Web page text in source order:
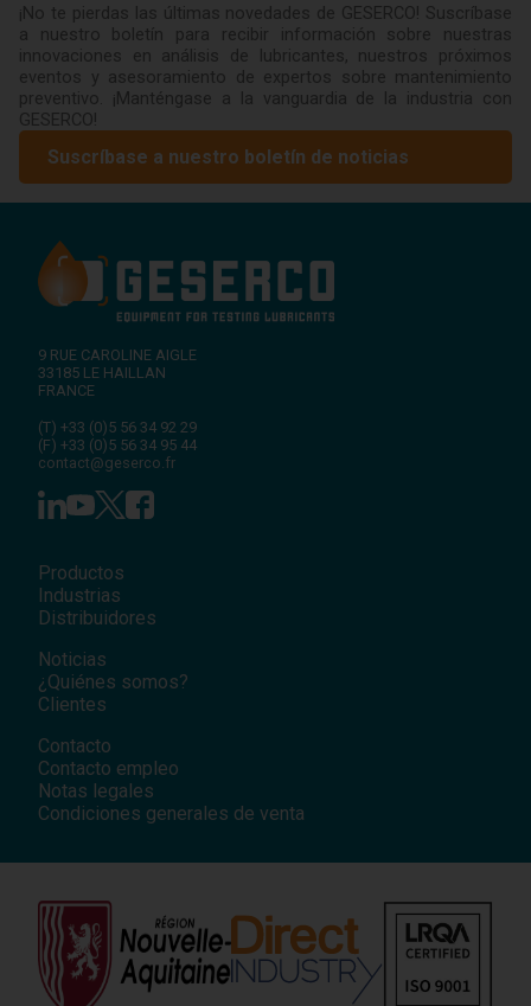
¡No te pierdas las últimas novedades de GESERCO! Suscríbase
a nuestro boletín para recibir información sobre nuestras
innovaciones en análisis de lubricantes, nuestros próximos
eventos y asesoramiento de expertos sobre mantenimiento
preventivo. ¡Manténgase a la vanguardia de la industria con
GESERCO!
Suscríbase a nuestro boletín de noticias
9 RUE CAROLINE AIGLE
33185 LE HAILLAN
FRANCE
(T) +33 (0)5 56 34 92 29
(F) +33 (0)5 56 34 95 44
contact@geserco.fr
Productos
Industrias
Distribuidores
Noticias
¿Quiénes somos?
Clientes
Contacto
Contacto empleo
Notas legales
Condiciones generales de venta